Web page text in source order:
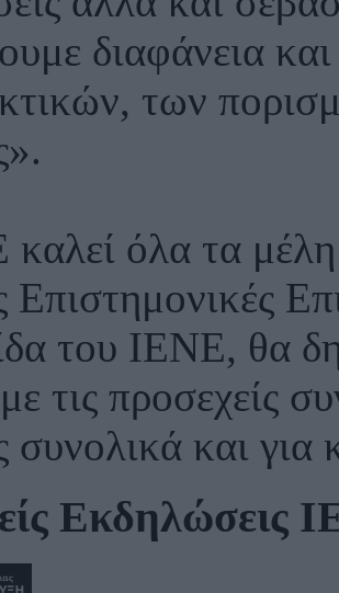
διαφάνεια
των
όλα τα
Επιστημονικές
του ΙΕΝΕ, θα
τις προσεχείς
συνολικά και για
Εκδηλώσεις